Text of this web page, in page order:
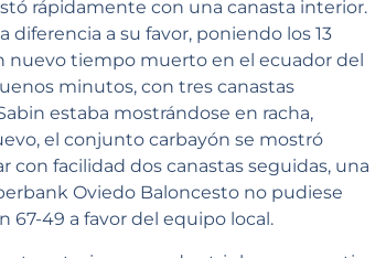
rápidamente con una canasta interior.
a su favor, poniendo los 13
nuevo tiempo muerto en el ecuador del
minutos, con tres canastas
estaba mostrándose en racha,
el conjunto carbayón se mostró
facilidad dos canastas seguidas, una
Oviedo Baloncesto no pudiese
67-49 a favor del equipo local.